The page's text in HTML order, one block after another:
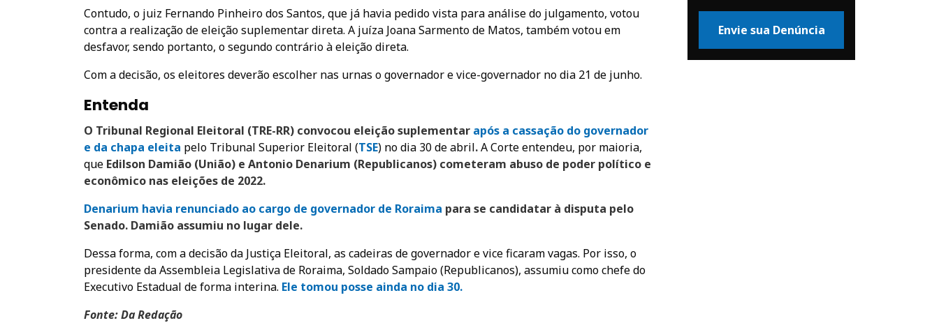
Contudo, o juiz Fernando Pinheiro dos Santos, que já havia pedido vista para análise do julgamento, votou
contra a realização de eleição suplementar direta. A juíza Joana Sarmento de Matos, também votou em
desfavor, sendo portanto, o segundo contrário à eleição direta.
Com a decisão, os eleitores deverão escolher nas urnas o governador e vice-governador no dia 21 de junho.
Entenda
O Tribunal Regional Eleitoral (TRE-RR) convocou eleição suplementar após a cassação do governador
e da chapa eleita pelo Tribunal Superior Eleitoral (TSE) no dia 30 de abril.A Corte entendeu, por maioria,
que Edilson Damião (União) e Antonio Denarium (Republicanos) cometeram abuso de poder político e
econômico nas eleições de 2022.
Denarium havia renunciado ao cargo de governador de Roraima para se candidatar à disputa pelo
Senado. Damião assumiu no lugar dele.
Dessa forma, com a decisão da Justiça Eleitoral, as cadeiras de governador e vice ficaram vagas. Por isso, o
presidente da Assembleia Legislativa de Roraima, Soldado Sampaio (Republicanos), assumiu como chefe do
Executivo Estadual de forma interina. Ele tomou posse ainda no dia 30.
Fonte: Da Redação
Envie sua Denúncia